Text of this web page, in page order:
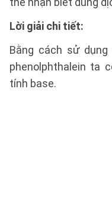
Lời giải chi tiết:
Bằng cách sử
phenolphthalein ta
tính base.